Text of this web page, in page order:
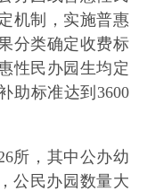
机制，实施普惠
分类确定收费标
性民办园生均定
助标准达到3600
所，其中公办幼
公民办园数量大